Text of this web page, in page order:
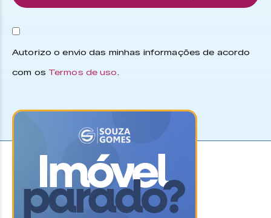
Autorizo o envio das minhas informações de acordo
com os Termos de uso.